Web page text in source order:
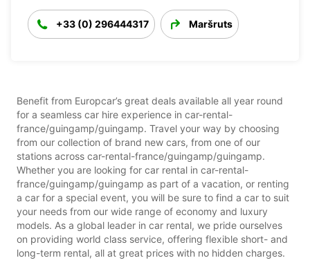
+33 (0) 296444317 Maršruts
Benefit from Europcar’s great deals available all year round
for a seamless car hire experience in car-rental-
france/guingamp/guingamp. Travel your way by choosing
from our collection of brand new cars, from one of our
stations across car-rental-france/guingamp/guingamp.
Whether you are looking for car rental in car-rental-
france/guingamp/guingamp as part of a vacation, or renting
a car for a special event, you will be sure to find a car to suit
your needs from our wide range of economy and luxury
models. As a global leader in car rental, we pride ourselves
on providing world class service, offering flexible short- and
long-term rental, all at great prices with no hidden charges.